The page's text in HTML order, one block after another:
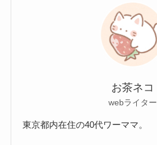
お茶ネコ
webライター
東京都内在住の40代ワーママ。